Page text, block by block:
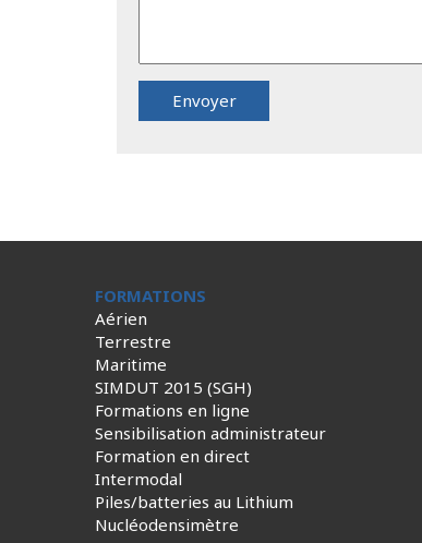
FORMATIONS
Aérien
Terrestre
Maritime
SIMDUT 2015 (SGH)
Formations en ligne
Sensibilisation administrateur
Formation en direct
Intermodal
Piles/batteries au Lithium
Nucléodensimètre